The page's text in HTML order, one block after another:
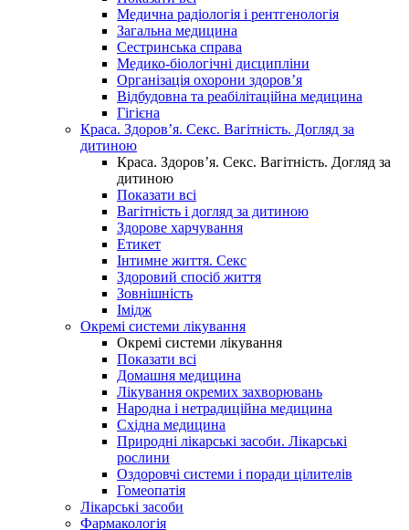
Медична радіологія і рентгенологія
Загальна медицина
Сестринська справа
Медико-біологічні дисципліни
Організація охорони здоров’я
Відбудовна та реабілітаційна медицина
Гігієна
Краса. Здоров’я. Секс. Вагітність. Догляд за
дитиною
Краса. Здоров’я. Секс. Вагітність. Догляд за
дитиною
Показати всі
Вагітність і догляд за дитиною
Здорове харчування
Етикет
Інтимне життя. Секс
Здоровий спосіб життя
Зовнішність
Імідж
Окремі системи лікування
Окремі системи лікування
Показати всі
Домашня медицина
Лікування окремих захворювань
Народна і нетрадиційна медицина
Східна медицина
Природні лікарські засоби. Лікарські
рослини
Оздоровчі системи і поради цілителів
Гомеопатія
Лікарські засоби
Фармакологія